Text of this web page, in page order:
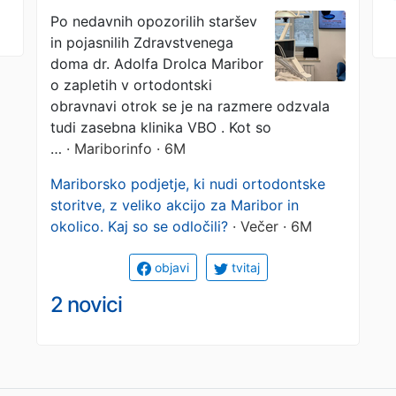
»Odpovedali smo se
zaslužku.« Zasebni
izvajalec bo pomagal
mariborskim otrokom
Po nedavnih opozorilih staršev
in pojasnilih Zdravstvenega
doma dr. Adolfa Drolca Maribor
o zapletih v ortodontski
obravnavi otrok se je na razmere odzvala
tudi zasebna klinika VBO . Kot so
… · Mariborinfo · 6M
Mariborsko podjetje, ki nudi ortodontske
storitve, z veliko akcijo za Maribor in
okolico. Kaj so se odločili? · Večer · 6M
objavi tvitaj
2 novici